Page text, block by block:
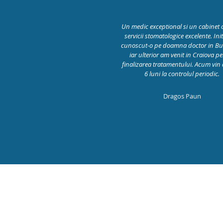
Un medic exceptional si un cabinet
servicii stomatologice excelente.
cunoscut-o pe doamna doctor in
iar ulterior am venit in Craiova
finalizarea tratamentului. Acum vin
6 luni la controlul periodic.
Dragos Paun